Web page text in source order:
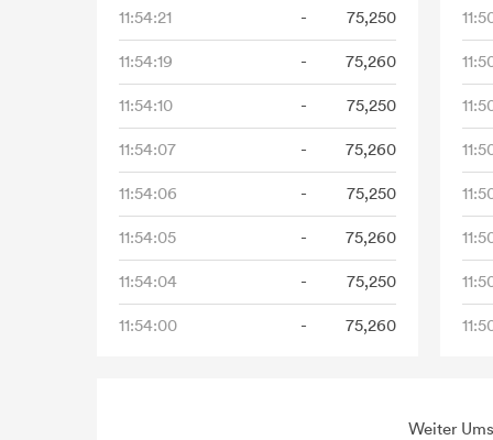
11:54:21 - 75,250
11:54:19 - 75,260
11:54:10 - 75,250
11:54:07 - 75,260
11:54:06 - 75,250
11:54:05 - 75,260
11:54:04 - 75,250
11:54:00 - 75,260
Weiter